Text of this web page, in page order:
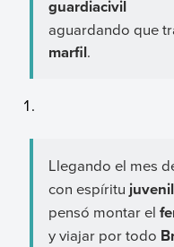
guardiacivil
aguardando que
marfil.
Llegando el mes
con espíritu juvenil
pensó montar el
y viajar por todo